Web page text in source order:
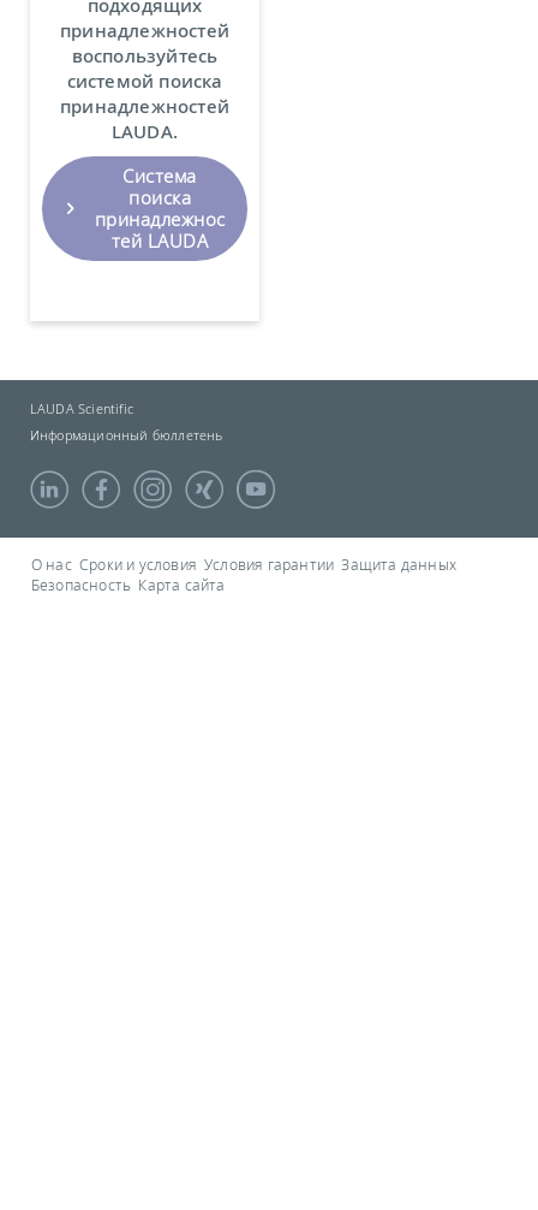
принадлежностей
воспользуйтесь
системой поиска
принадлежностей
LAUDA.
Система
поиска
принадлежнос
тей LAUDA
LAUDA Scientific
Информационный бюллетень
О нас Сроки и условия Условия гарантии Защита данных
Безопасность Карта сайта